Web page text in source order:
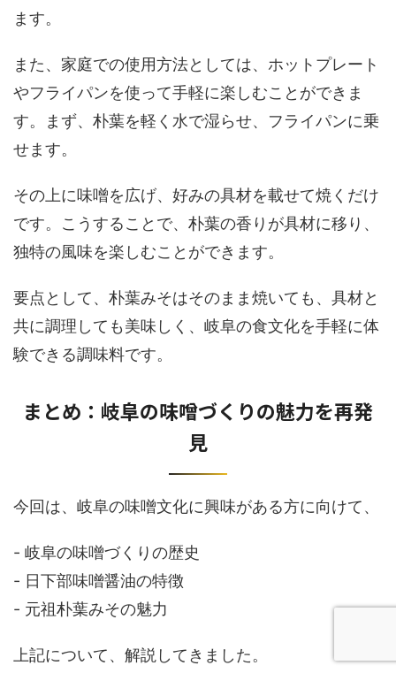
ます。
また、家庭での使用方法としては、ホットプレート
やフライパンを使って手軽に楽しむことができま
す。まず、朴葉を軽く水で湿らせ、フライパンに乗
せます。
その上に味噌を広げ、好みの具材を載せて焼くだけ
です。こうすることで、朴葉の香りが具材に移り、
独特の風味を楽しむことができます。
要点として、朴葉みそはそのまま焼いても、具材と
共に調理しても美味しく、岐阜の食文化を手軽に体
験できる調味料です。
まとめ：岐阜の味噌づくりの魅力を再発
見
今回は、岐阜の味噌文化に興味がある方に向けて、
- 岐阜の味噌づくりの歴史
- 日下部味噌醤油の特徴
- 元祖朴葉みその魅力
上記について、解説してきました。